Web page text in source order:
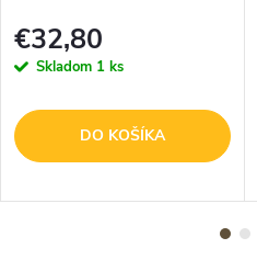
€32,80
Skladom 1 ks
DO KOŠÍKA